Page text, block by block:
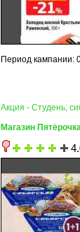
Период кампании:
Акция - Студень,
Магазин